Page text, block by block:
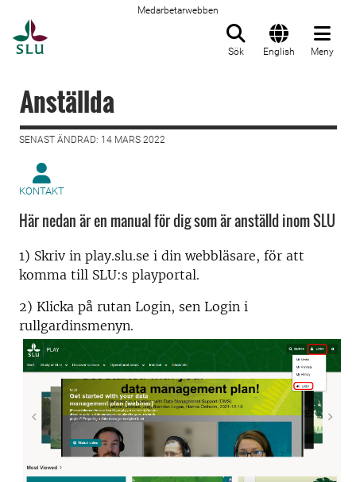
Medarbetarwebben
Sök English Meny
Anställda
SENAST ÄNDRAD: 14 MARS 2022
KONTAKT
Här nedan är en manual för dig som är anställd inom SLU
1) Skriv in play.slu.se i din webbläsare, för att
komma till SLU:s playportal.
2) Klicka på rutan Login, sen Login i
rullgardinsmenyn.